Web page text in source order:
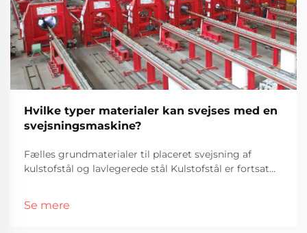
Hvilke typer materialer kan svejses med en
svejsningsmaskine?
Fælles grundmaterialer til placeret svejsning af
kulstofstål og lavlegerede stål Kulstofstål er fortsat
billigere end alternativer og virker godt i...
Se mere